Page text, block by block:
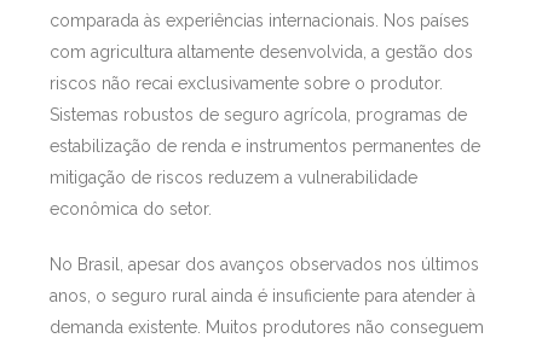
comparada às experiências internacionais. Nos países
com agricultura altamente desenvolvida, a gestão dos
riscos não recai exclusivamente sobre o produtor.
Sistemas robustos de seguro agrícola, programas de
estabilização de renda e instrumentos permanentes de
mitigação de riscos reduzem a vulnerabilidade
econômica do setor.
No Brasil, apesar dos avanços observados nos últimos
anos, o seguro rural ainda é insuficiente para atender à
demanda existente. Muitos produtores não conseguem